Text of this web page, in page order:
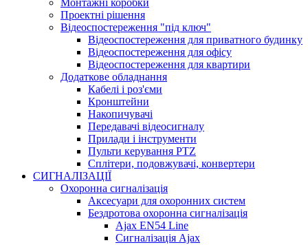
Монтажні коробки
Проектні рішення
Відеоспостереження "під ключ"
Відеоспостереження для приватного будинку
Відеоспостереження для офісу
Відеоспостереження для квартири
Додаткове обладнання
Кабелі і роз'єми
Кронштейни
Накопичувачі
Передавачі відеосигналу
Прилади і інструменти
Пульти керування PTZ
Сплітери, подовжувачі, конвертери
СИГНАЛІЗАЦІЇ
Охоронна сигналізація
Аксесуари для охоронних систем
Бездротова охоронна сигналізація
Ajax EN54 Line
Сигналізація Ajax